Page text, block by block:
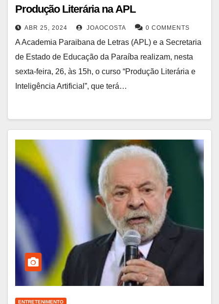
Produção Literária na APL
ABR 25, 2024 JOAOCOSTA 0 COMMENTS
A Academia Paraibana de Letras (APL) e a Secretaria
de Estado de Educação da Paraíba realizam, nesta
sexta-feira, 26, às 15h, o curso “Produção Literária e
Inteligência Artificial”, que terá…
ENTRETENIMENTO